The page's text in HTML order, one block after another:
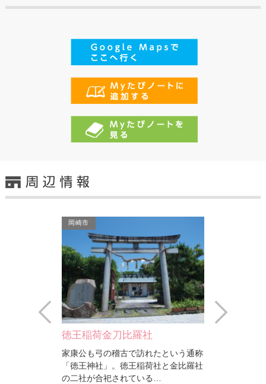
徳王稲荷金刀比羅社
家康公も弓の稽古で訪れたという通称
「徳王神社」。徳王稲荷社と金比羅社
の二社が合祀されている…
統一的なルート案内と
設置が開始された二十
Prev